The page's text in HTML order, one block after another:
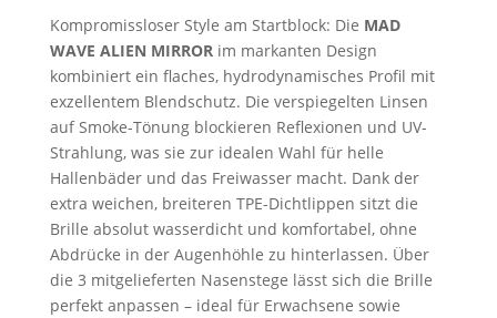
Kompromissloser Style am Startblock: Die MAD
WAVE ALIEN MIRRORim markanten Design
kombiniert ein flaches, hydrodynamisches Profil mit
exzellentem Blendschutz. Die verspiegelten Linsen
auf Smoke-Tönung blockieren Reflexionen und UV-
Strahlung, was sie zur idealen Wahl für helle
Hallenbäder und das Freiwasser macht. Dank der
extra weichen, breiteren TPE-Dichtlippen sitzt die
Brille absolut wasserdicht und komfortabel, ohne
Abdrücke in der Augenhöhle zu hinterlassen. Über
die 3 mitgelieferten Nasenstege lässt sich die Brille
perfekt anpassen – ideal für Erwachsene sowie